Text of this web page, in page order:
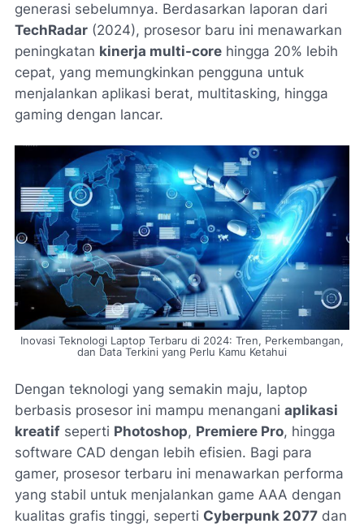
generasi sebelumnya. Berdasarkan laporan dari
TechRadar (2024), prosesor baru ini menawarkan
peningkatan kinerja multi-core hingga 20% lebih
cepat, yang memungkinkan pengguna untuk
menjalankan aplikasi berat, multitasking, hingga
gaming dengan lancar.
Inovasi Teknologi Laptop Terbaru di 2024: Tren, Perkembangan,
dan Data Terkini yang Perlu Kamu Ketahui
Dengan teknologi yang semakin maju, laptop
berbasis prosesor ini mampu menangani aplikasi
kreatif seperti Photoshop, Premiere Pro, hingga
software CAD dengan lebih efisien. Bagi para
gamer, prosesor terbaru ini menawarkan performa
yang stabil untuk menjalankan game AAA dengan
kualitas grafis tinggi, seperti Cyberpunk 2077 dan